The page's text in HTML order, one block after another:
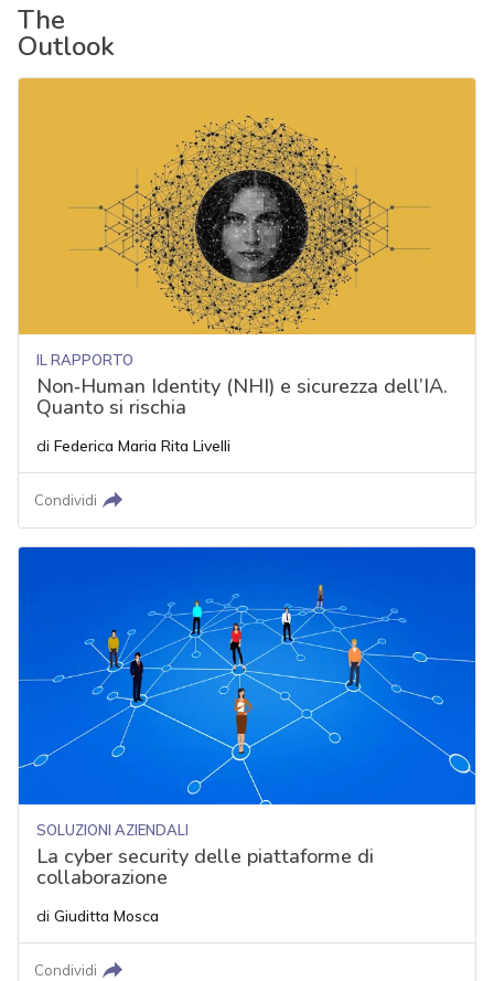
The
Outlook
IL RAPPORTO
Non‑Human Identity (NHI) e sicurezza dell’IA.
Quanto si rischia
di Federica Maria Rita Livelli
Condividi
SOLUZIONI AZIENDALI
La cyber security delle piattaforme di
collaborazione
di Giuditta Mosca
Condividi